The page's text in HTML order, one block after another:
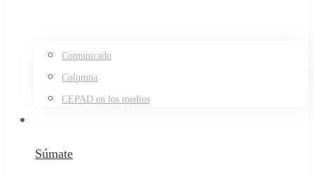
Comunicado
Columna
CEPAD en los medios
Súmate